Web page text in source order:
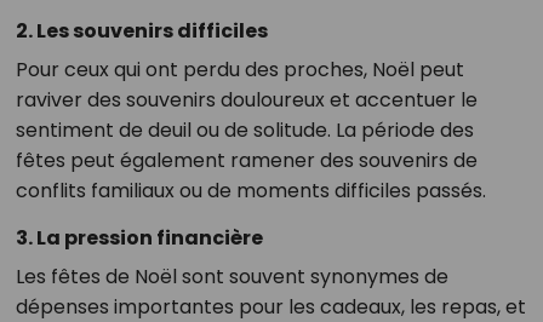
2. Les souvenirs difficiles
Pour ceux qui ont perdu des proches, Noël peut
raviver des souvenirs douloureux et accentuer le
sentiment de deuil ou de solitude. La période des
fêtes peut également ramener des souvenirs de
conflits familiaux ou de moments difficiles passés.
3. La pression financière
Les fêtes de Noël sont souvent synonymes de
dépenses importantes pour les cadeaux, les repas, et